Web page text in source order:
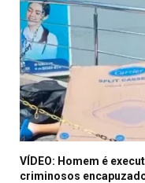
VÍDEO: Homem é
criminosos